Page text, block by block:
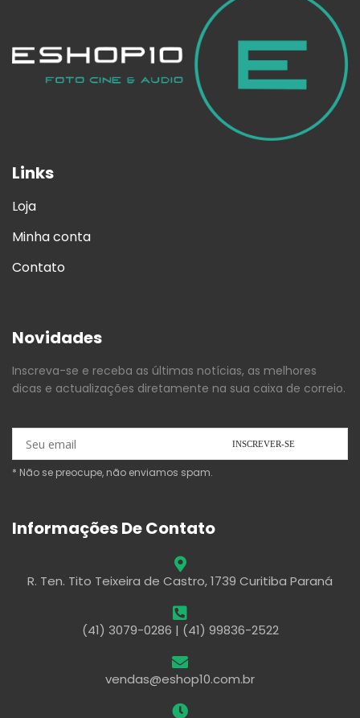
Links
Loja
Minha conta
Contato
Novidades
Inscreva-se e receba as últimas notícias, as melhores
dicas e actualizações diretamente na sua caixa de correio.
* Não se preocupe, não enviamos spam.
Informações De Contato
R. Ten. Tito Teixeira de Castro, 1739 Curitiba Paraná
(41) 3079-0286 | (41) 99836-2522
vendas@eshop10.com.br